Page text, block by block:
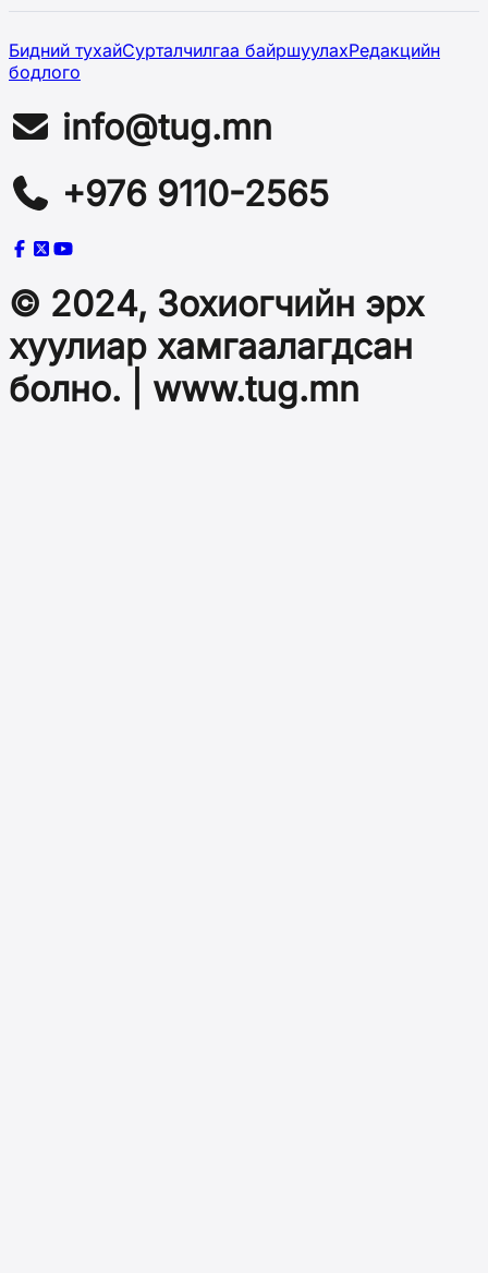
Бидний тухайСурталчилгаа байршуулахРедакцийн
бодлого
info@tug.mn
+976 9110-2565
© 2024, Зохиогчийн эрх
хуулиар хамгаалагдсан
болно. | www.tug.mn